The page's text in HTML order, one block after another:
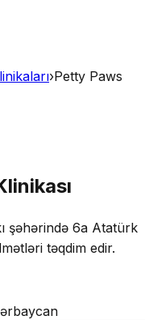
›Petty Paws
şəhərində 6a Atatürk
təqdim edir.